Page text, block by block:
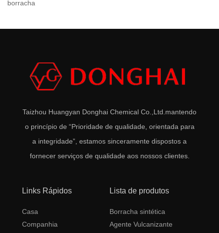
borracha
Taizhou Huangyan Donghai Chemical Co.,Ltd. mantendo
o princípio de “Prioridade de qualidade, orientada para
a integridade”, estamos sinceramente dispostos a
fornecer serviços de qualidade aos nossos clientes.
Links Rápidos
Casa
Companhia
Lista de produtos
Borracha sintética
Agente Vulcanizante